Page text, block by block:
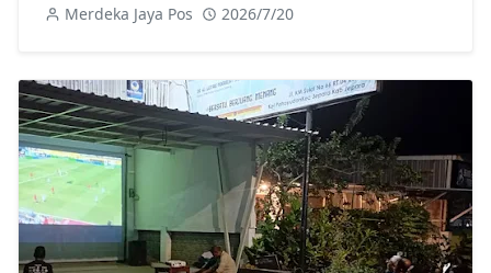
Merdeka Jaya Pos 2026/7/20